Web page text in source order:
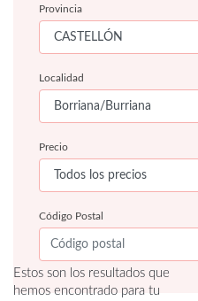
Provincia
Localidad
Precio
Código Postal
Estos son los resultados que
hemos encontrado para tu